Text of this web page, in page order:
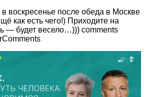
в воскресенье после обеда в Москве
как есть чего!) Приходите на
— будет весело…))) comments